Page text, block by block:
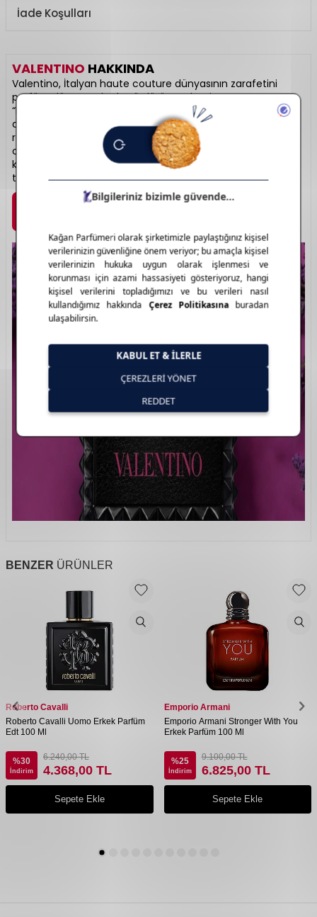
İade Koşulları
VALENTINO HAKKINDA
Valentino, İtalyan haute couture dünyasının zarafetini
parfüm dünyasında da sürdürür. “Valentino Donna” ve
“Born in Roma” serileri, modern kadının zarif ama güçlü
duruşunu kokulara yansıtır. Kalıcı ve sofistike notalar,
romantik ve şehirli bir atmosfer sunar. Erkek serileri ise
odunsu ve baharatlı notalarla maskülen bir zarafet ortaya
koyar. Lüks şişe tasarımlarıyla da dikkat çeken Valentino,
tarz sahibi kullanıcılar için kusursuz bir seçimdir.
BENZER ÜRÜNLER
Roberto Cavalli
Roberto Cavalli Uomo Erkek Parfüm
Edt 100 Ml
%30
İndirim
6.240,00TL
4.368,00 TL
Sepete Ekle
Emporio Armani
Emporio Armani Stronger With You
Erkek Parfüm 100 Ml
%25
İndirim
9.100,00TL
6.825,00TL
Sepete Ekle